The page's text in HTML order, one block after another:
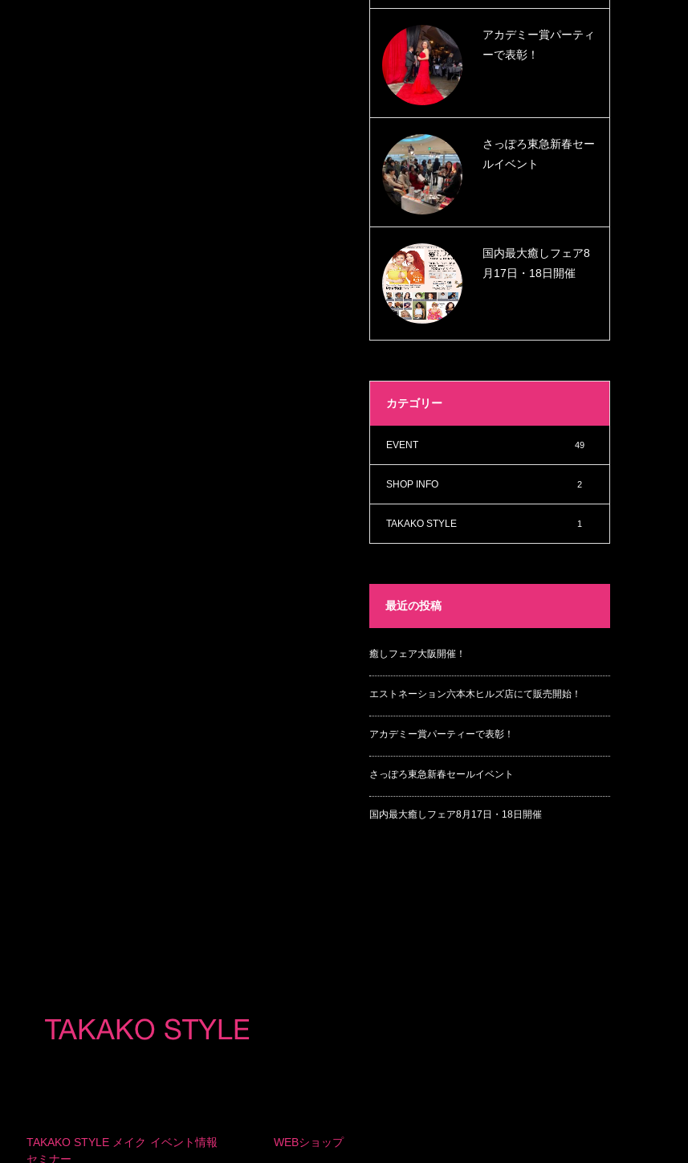
アカデミー賞パーティ
ーで表彰！
さっぽろ東急新春セー
ルイベント
国内最大癒しフェア8
月17日・18日開催
カテゴリー
EVENT 49
SHOP INFO 2
TAKAKO STYLE 1
最近の投稿
癒しフェア大阪開催！
エストネーション六本木ヒルズ店にて販売開始！
アカデミー賞パーティーで表彰！
さっぽろ東急新春セールイベント
国内最大癒しフェア8月17日・18日開催
TAKAKO STYLE メイク
セミナー
イベント情報 WEBショップ